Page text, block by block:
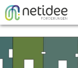
Enter your
Passwort